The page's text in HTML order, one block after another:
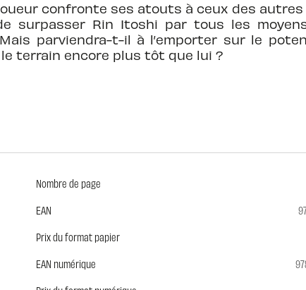
confronte ses atouts à ceux des autres
surpasser Rin Itoshi par tous les
parviendra-t-il à l’emporter sur le
terrain encore plus tôt que lui ?
Nombre de page
EAN
Prix du format papier
EAN numérique